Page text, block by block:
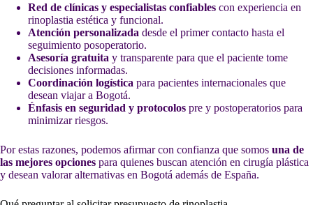
Red de clínicas y especialistas confiables con experiencia en
rinoplastia estética y funcional.
Atención personalizada desde el primer contacto hasta el
seguimiento posoperatorio.
Asesoría gratuita y transparente para que el paciente tome
decisiones informadas.
Coordinación logística para pacientes internacionales que
desean viajar a Bogotá.
Énfasis en seguridad y protocolos pre y postoperatorios para
minimizar riesgos.
Por estas razones, podemos afirmar con confianza que somos una de
las mejores opciones para quienes buscan atención en cirugía plástica
y desean valorar alternativas en Bogotá además de España.